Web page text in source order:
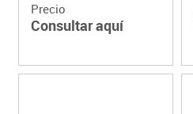
Precio
Consultar aquí